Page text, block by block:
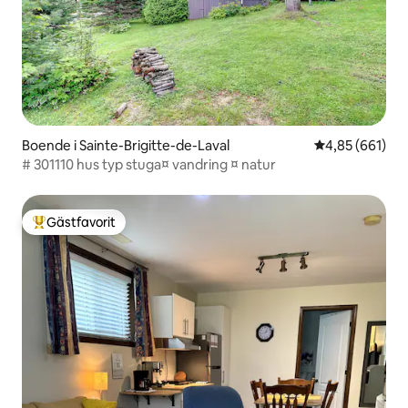
Boende i Sainte-Brigitte-de-Laval 4,85 av 5 i
4,85 (661)
# 301110 hus typ stuga¤ vandring ¤ natur
Populär gästfavorit
Gästfavorit